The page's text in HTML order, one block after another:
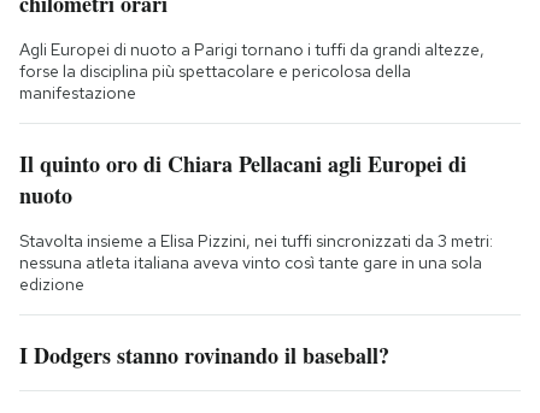
Agli Europei di nuoto a Parigi tornano i tuffi da grandi altezze,
forse la disciplina più spettacolare e pericolosa della
manifestazione
Il quinto oro di Chiara Pellacani agli Europei di
nuoto
Stavolta insieme a Elisa Pizzini, nei tuffi sincronizzati da 3 metri:
nessuna atleta italiana aveva vinto così tante gare in una sola
edizione
I Dodgers stanno rovinando il baseball?